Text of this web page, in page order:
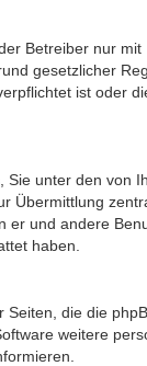
Betreiber nur
gesetzlicher
ist oder
unter den von
Übermittlung
er und andere
haben.
die die
weitere